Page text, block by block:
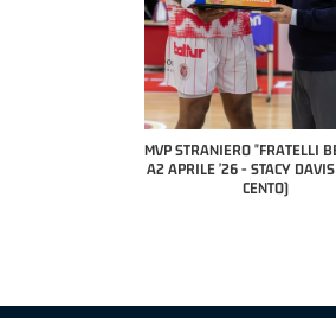
MVP STRANIERO "FRATELLI BERETTA"
A2 APRILE '26 - STACY DAVIS (SELLA